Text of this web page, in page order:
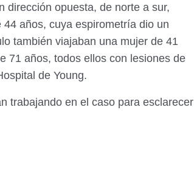
dirección opuesta, de norte a sur,
años, cuya espirometría dio un
también viajaban una mujer de 41
71 años, todos ellos con lesiones de
de Young.
trabajando en el caso para esclarecer